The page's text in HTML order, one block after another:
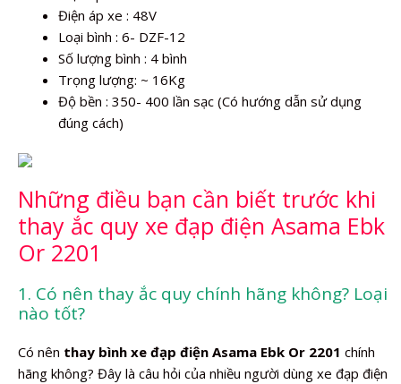
Điện áp xe : 48V
Loại bình : 6- DZF-12
Số lượng bình : 4 bình
Trọng lượng: ~ 16Kg
Độ bền : 350- 400 lần sạc (Có hướng dẫn sử dụng
đúng cách)
Những điều bạn cần biết trước khi
thay ắc quy xe đạp điện Asama Ebk
Or 2201
1. Có nên thay ắc quy chính hãng không? Loại
nào tốt?
Có nên thay bình xe đạp điện Asama Ebk Or 2201 chính
hãng không? Đây là câu hỏi của nhiều người dùng xe đạp điện